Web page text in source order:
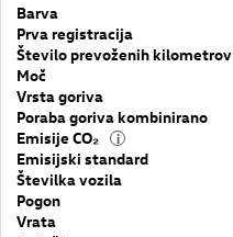
Barva
Prva registracija
Število prevoženih kilometrov
Moč
Vrsta goriva
Poraba goriva kombinirano
Emisije CO₂
i
Emisijski standard
Številka vozila
Pogon
Vrata